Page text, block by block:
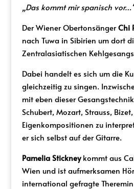
„Das kommt mir spanisch
Der Wiener ObertonsängerChi
nach Tuwa in Sibirien um dort
Zentralasiatischen
Dabei handelt es sich um die
gleichzeitig zu singen.
mit eben dieser
Schubert, Mozart, Strauss,
Eigenkompositionen zu
er sich selbst auf der Gitarre.
Pamelia Stickneykommt aus
Wien und ist aufmerksamen
international gefragte